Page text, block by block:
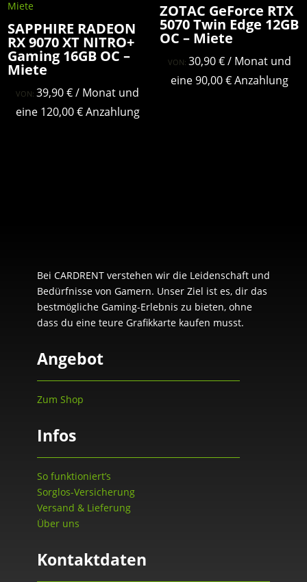
SAPPHIRE RADEON
RX 9070 XT NITRO+
Gaming 16GB OC –
Miete
VON:39,90€/ Monat und
eine 120,00€Anzahlung
ZOTAC GeForce RTX
5070 Twin Edge 12GB
OC – Miete
VON: 30,90€/ Monat und
eine90,00€Anzahlung
Bei CARDRENT verstehen wir die Leidenschaft und
Bedürfnisse von Gamern. Unser Ziel ist es, dir das
bestmögliche Gaming-Erlebnis zu bieten, ohne
dass du eine teure Grafikkarte kaufen musst.
Angebot
Zum Shop
Infos
So funktioniert’s
Sorglos-Versicherung
Versand & Lieferung
Über uns
Kontaktdaten